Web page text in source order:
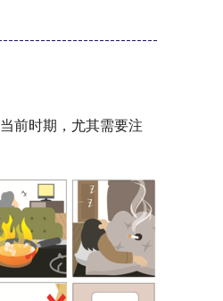
前时期，尤其需要注